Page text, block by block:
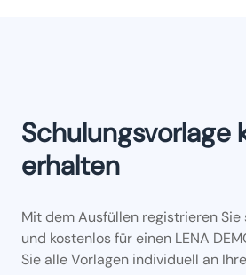
Schulungsvorlage
erhalten
Mit dem Ausfüllen registrieren
und kostenlos für einen LENA
Sie alle Vorlagen individuell an